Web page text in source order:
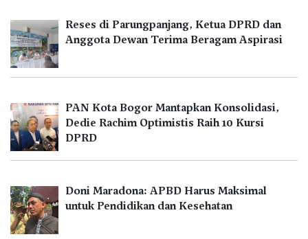
Reses di Parungpanjang, Ketua DPRD dan
Anggota Dewan Terima Beragam Aspirasi
PAN Kota Bogor Mantapkan Konsolidasi,
Dedie Rachim Optimistis Raih 10 Kursi
DPRD
Doni Maradona: APBD Harus Maksimal
untuk Pendidikan dan Kesehatan